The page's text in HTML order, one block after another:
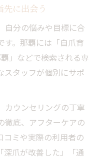
先に出会う
自分の悩みや目標に合
す。那覇には「自爪育
」などで検索される専
スタッフが個別にサポ
カウンセリングの丁寧
徹底、アフターケアの
コミや実際の利用者の
深爪が改善した」「通